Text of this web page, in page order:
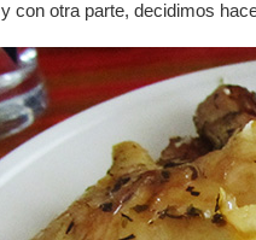
y con otra parte, decidimos